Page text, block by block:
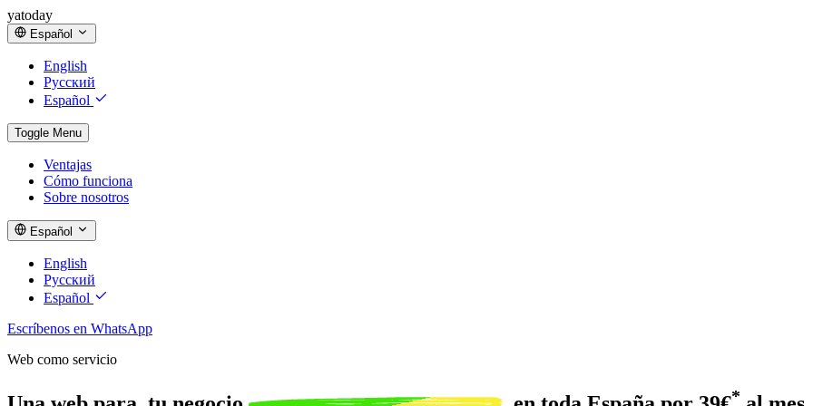
yatoday
Español
English
Русский
Español
Toggle Menu
Ventajas
Cómo funciona
Sobre nosotros
Español
English
Русский
Español
Escríbenos en WhatsApp
Web como servicio
*